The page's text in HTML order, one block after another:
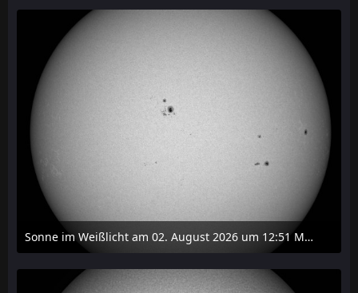
Sonne im Weißlicht am 02. August 2026 um 12:51 MESZ
2. August 2026 um 16:37